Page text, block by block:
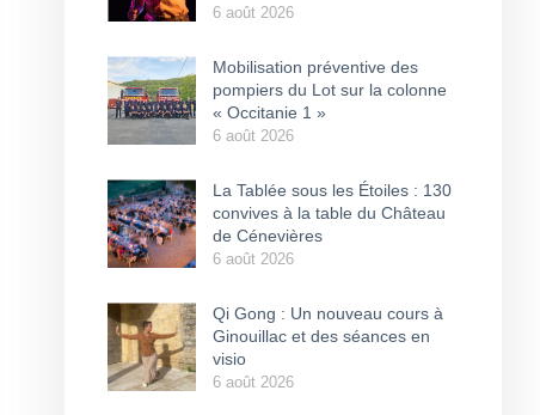
6 août 2026
Mobilisation préventive des
pompiers du Lot sur la colonne
« Occitanie 1 »
6 août 2026
La Tablée sous les Étoiles : 130
convives à la table du Château
de Cénevières
6 août 2026
Qi Gong : Un nouveau cours à
Ginouillac et des séances en
visio
6 août 2026